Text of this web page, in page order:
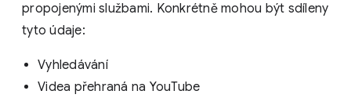
propojenými službami. Konkrétně mohou být sdíleny
tyto údaje:
Vyhledávání
Videa přehraná na YouTube